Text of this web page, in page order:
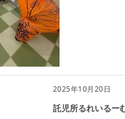
2025年10月20日
託児所るれいるー